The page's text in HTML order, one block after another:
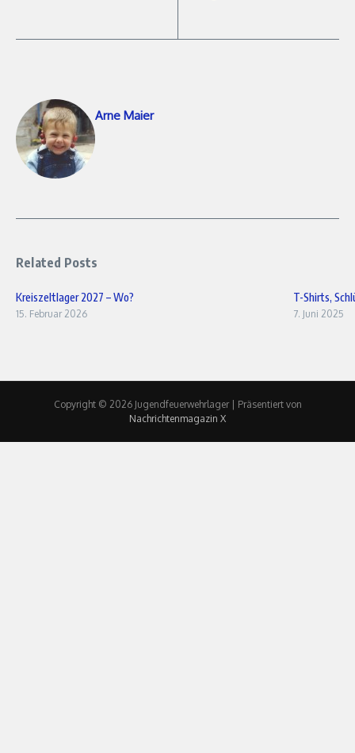
Arne Maier
Related Posts
Kreiszeltlager 2027 – Wo?
15. Februar 2026
T-Shirts,
7. Juni 2025
Copyright © 2026 Jugendfeuerwehrlager | Präsentiert von
Nachrichtenmagazin X